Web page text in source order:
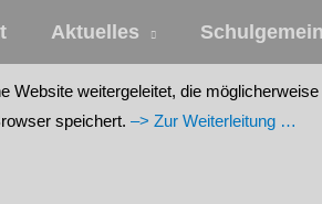
Aktuelles
Website weitergeleitet, die
speichert. –> Zur Weiterleitung …